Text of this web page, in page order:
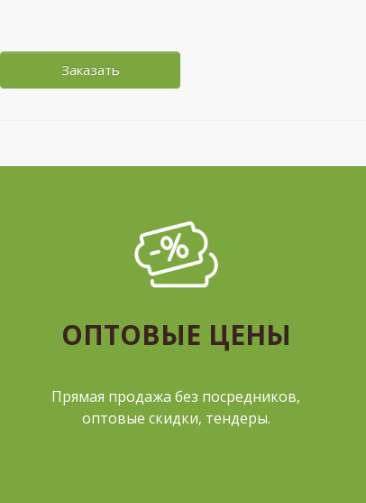
Заказать
ОПТОВЫЕ ЦЕНЫ
Прямая продажа без посредников,
оптовые скидки, тендеры.